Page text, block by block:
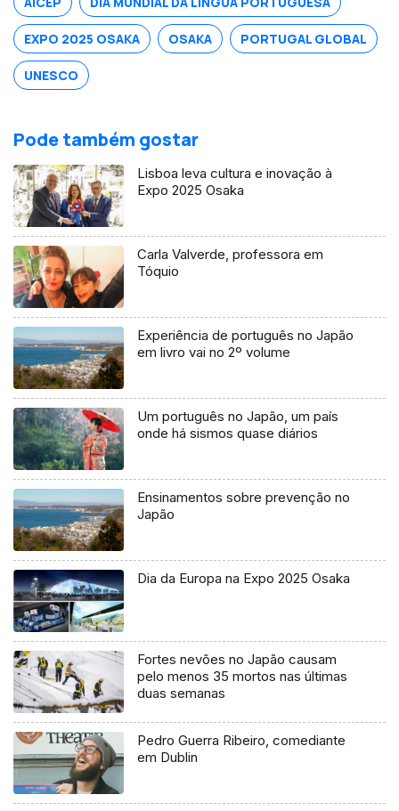
EXPO 2025 OSAKA OSAKA PORTUGAL GLOBAL
UNESCO
Pode também gostar
Lisboa leva cultura e inovação à
Expo 2025 Osaka
Carla Valverde, professora em
Tóquio
Experiência de português no Japão
em livro vai no 2º volume
Um português no Japão, um país
onde há sismos quase diários
Ensinamentos sobre prevenção no
Japão
Dia da Europa na Expo 2025 Osaka
Fortes nevões no Japão causam
pelo menos 35 mortos nas últimas
duas semanas
Pedro Guerra Ribeiro, comediante
em Dublin